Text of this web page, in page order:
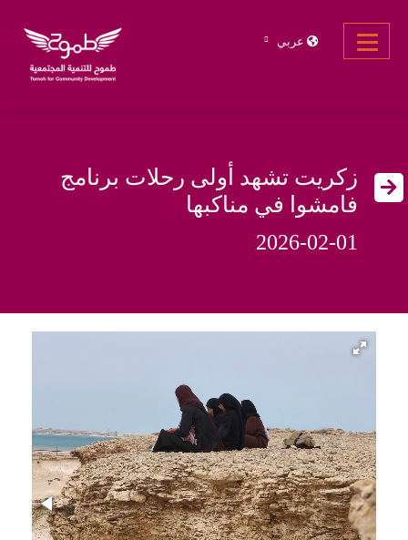
عربي
زكريت تشهد أولى رحلات برنامج
فامشوا في مناكبها
2026-02-01